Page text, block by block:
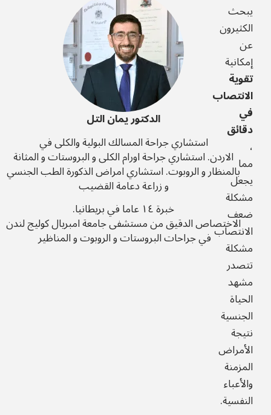
يبحث
الكثيرون
عن
إمكانية
تقوية
الانتصاب
في
دقائق
،
مما
يجعل
مشكلة
ضعف
الانتصاب
مشكلة
تتصدر
مشهد
الحياة
الجنسية
نتيجة
الأمراض
المزمنة
والأعباء
النفسية.
الدكتور يمان التل
استشاري جراحة المسالك البولية والكلى في
الاردن.استشاري جراحة اورام الكلى و البروستات و المثانة
بالمنظار و الروبوت.استشاري امراض الذكورة الطب الجنسي
و زراعة دعامة القضيب
خبرة ١٤ عاما في بريطانيا.
الاختصاص الدقيق من مستشفى جامعة امبريال كوليج لندن
في جراحات البروستات و الروبوت و المناظير